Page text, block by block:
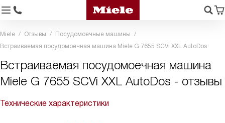
Miele Отзывы
Посудомоечные машины
Встраиваемая посудомоечная машина Miele G 7655 SCVi XXL AutoDos
Встраиваемая посудомоечная машина
Miele G 7655 SCVi XXL AutoDos - отзывы
Технические характеристики